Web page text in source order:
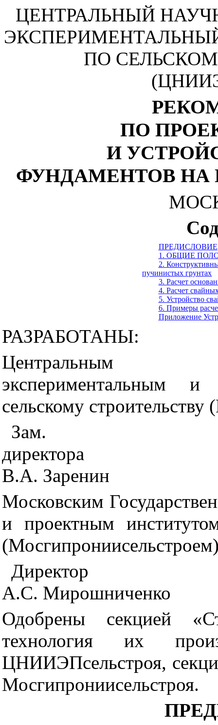
ЦЕНТРАЛЬНЫЙ
ПО
ПО
И
ФУНДАМЕНТОВ НА
ПРЕДИСЛОВИЕ
1. ОБЩИЕ
2.
пучинистых грунтах
3. Расчет
4. Расчет
5. Устройство
6. Примеры
Приложение
РАЗРАБОТАНЫ:
Центральным
экспериментальным
сельскому
Зам.
директора
В.А. Заренин
Московским
и проектным
Директор
А.С. Мирошниченко
Одобрены секцией
технология их
ЦНИИЭПсельстроя,
Мосгипрониисельстроя.